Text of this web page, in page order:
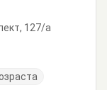
127/а